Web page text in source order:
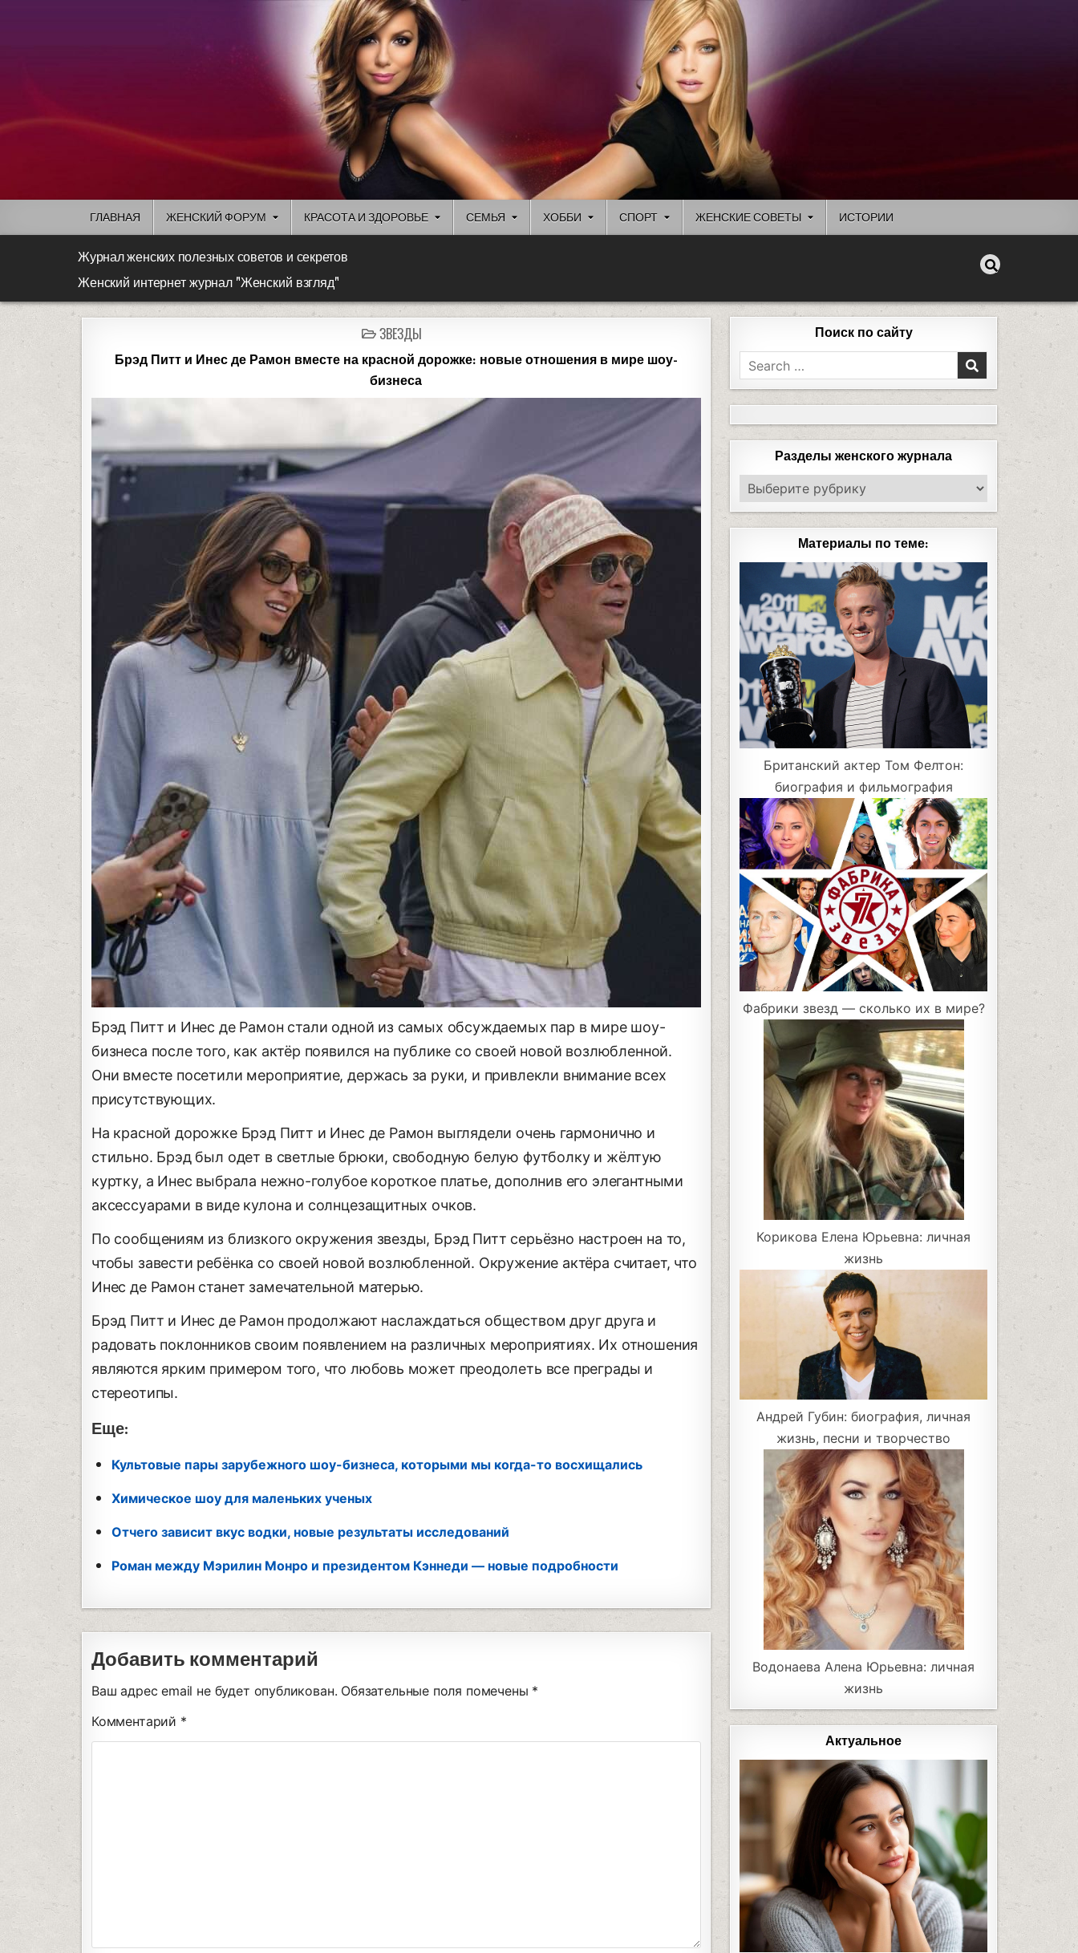
ГЛАВНАЯ ЖЕНСКИЙ ФОРУМ КРАСОТА И ЗДОРОВЬЕ СЕМЬЯ ХОББИ СПОРТ ЖЕНСКИЕ СОВЕТЫ ИСТОРИИ
Журнал женских полезных советов и секретов
Женский интернет журнал "Женский взгляд"
ЗВЕЗДЫ
Брэд Питт и Инес де Рамон вместе на красной дорожке: новые отношения в мире шоу-
бизнеса
Брэд Питт и Инес де Рамон стали одной из самых обсуждаемых пар в мире шоу-
бизнеса после того, как актёр появился на публике со своей новой возлюбленной.
Они вместе посетили мероприятие, держась за руки, и привлекли внимание всех
присутствующих.
На красной дорожке Брэд Питт и Инес де Рамон выглядели очень гармонично и
стильно. Брэд был одет в светлые брюки, свободную белую футболку и жёлтую
куртку, а Инес выбрала нежно-голубое короткое платье, дополнив его элегантными
аксессуарами в виде кулона и солнцезащитных очков.
По сообщениям из близкого окружения звезды, Брэд Питт серьёзно настроен на то,
чтобы завести ребёнка со своей новой возлюбленной. Окружение актёра считает, что
Инес де Рамон станет замечательной матерью.
Брэд Питт и Инес де Рамон продолжают наслаждаться обществом друг друга и
радовать поклонников своим появлением на различных мероприятиях. Их отношения
являются ярким примером того, что любовь может преодолеть все преграды и
стереотипы.
Еще:
Культовые пары зарубежного шоу-бизнеса, которыми мы когда-то восхищались
Химическое шоу для маленьких ученых
Отчего зависит вкус водки, новые результаты исследований
Роман между Мэрилин Монро и президентом Кэннеди — новые подробности
Добавить комментарий
Ваш адрес email не будет опубликован. Обязательные поля помечены *
Комментарий *
Поиск по сайту
Разделы женского журнала
Материалы по теме:
Британский актер Том Фелтон:
биография и фильмография
Фабрики звезд — сколько их в мире?
Корикова Елена Юрьевна: личная
жизнь
Андрей Губин: биография, личная
жизнь, песни и творчество
Водонаева Алена Юрьевна: личная
жизнь
Актуальное